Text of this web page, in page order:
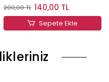
200,00 TL 140,00 TL
Sepete Ekle